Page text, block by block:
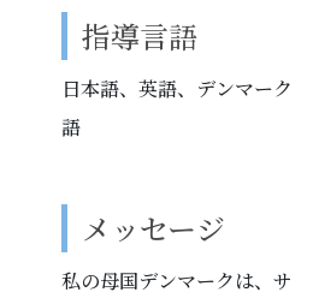
指導言語
日本語、英語、デンマーク
語
メッセージ
私の母国デンマークは、サ